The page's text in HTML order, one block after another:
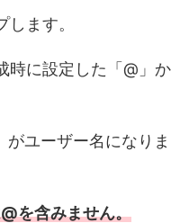
します。
時に設定した「@」か
ユーザー名になりま
を含みません。